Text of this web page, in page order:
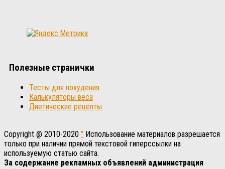
Полезные странички
Тесты для похудения
Калькуляторы веса
Диетические рецепты
Copyright @ 2010-2020 " Использование материалов разрешается
только при наличии прямой текстовой гиперссылки на
используемую статью сайта.
За содержание рекламных объявлений администрация